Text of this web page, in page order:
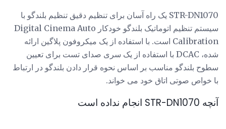
STR-DN1070 یک راه آسان برای تنظیم دقیق تنظیم بلندگو با
سیستم تنظیم اتوماتیک بلندگو خودکار Digital Cinema Auto
Calibration است. با استفاده از یک میکروفون پلاگین ارائه
شده، DCAC با استفاده از یک سری صدای تست برای تعیین
سطوح بلندگو مناسب بر اساس نحوه قرار دادن بلندگو در ارتباط
با خواص صوتی اتاق خود می خواند.
آنچه STR-DN1070 انجام نداده است